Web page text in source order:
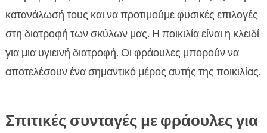
κατανάλωσή τους και να προτιμούμε φυσικές επιλογές
στη διατροφή των σκύλων μας. Η ποικιλία είναι η κλειδί
για μια υγιεινή διατροφή. Οι φράουλες μπορούν να
αποτελέσουν ένα σημαντικό μέρος αυτής της ποικιλίας.
Σπιτικές συνταγές με φράουλες για